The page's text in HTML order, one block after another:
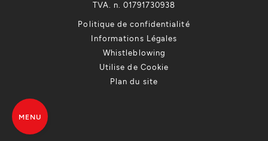
Politique de confidentialité
Informations Légales
Whistleblowing
Utilise de Cookie
Plan du site
TVA. n. 01791730938
MENU